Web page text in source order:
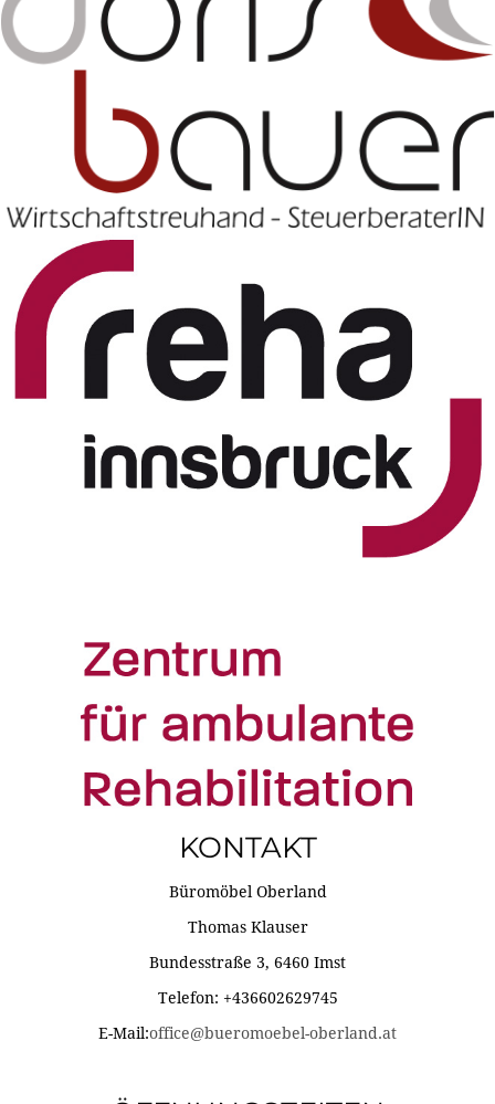
KONTAKT
Büromöbel Oberland
Thomas Klauser
Bundesstraße 3, 6460 Imst
Telefon: +436602629745
E-Mail:office@bueromoebel-oberland.at